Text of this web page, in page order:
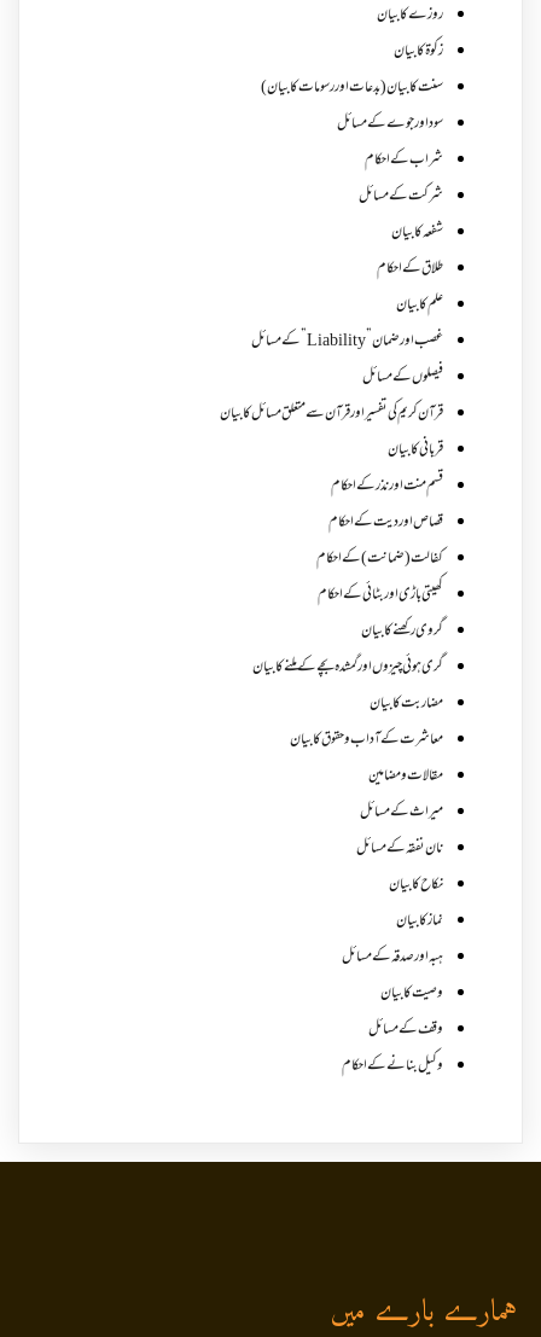
روزے کا بیان
زکوة کابیان
سنت کا بیان (بدعات اور رسومات کا بیان)
سود اور جوے کے مسائل
شراب کے احکام
شرکت کے مسائل
شفعہ کا بیان
طلاق کے احکام
علم کا بیان
غصب اورضمان”Liability” کے مسائل
فیصلوں کے مسائل
قرآن کریم کی تفسیر اور قرآن سے متعلق مسائل کا بیان
قربانی کا بیان
قسم منت اور نذر کے احکام
قصاص اور دیت کے احکام
کفالت (ضمانت) کے احکام
کھیتی باڑی اور بٹائی کے احکام
گروی رکھنے کا بیان
گری ہوئی چیزوں اورگمشدہ بچے کے ملنے کا بیان
مضاربت کا بیان
معاشرت کے آداب و حقوق کا بیان
مقالات ومضامین
میراث کے مسائل
نان نفقہ کے مسائل
نکاح کا بیان
نماز کا بیان
ہبہ اور صدقہ کے مسائل
وصیت کا بیان
وقف کے مسائل
وکیل بنانے کے احکام
ہمارے بارے میں